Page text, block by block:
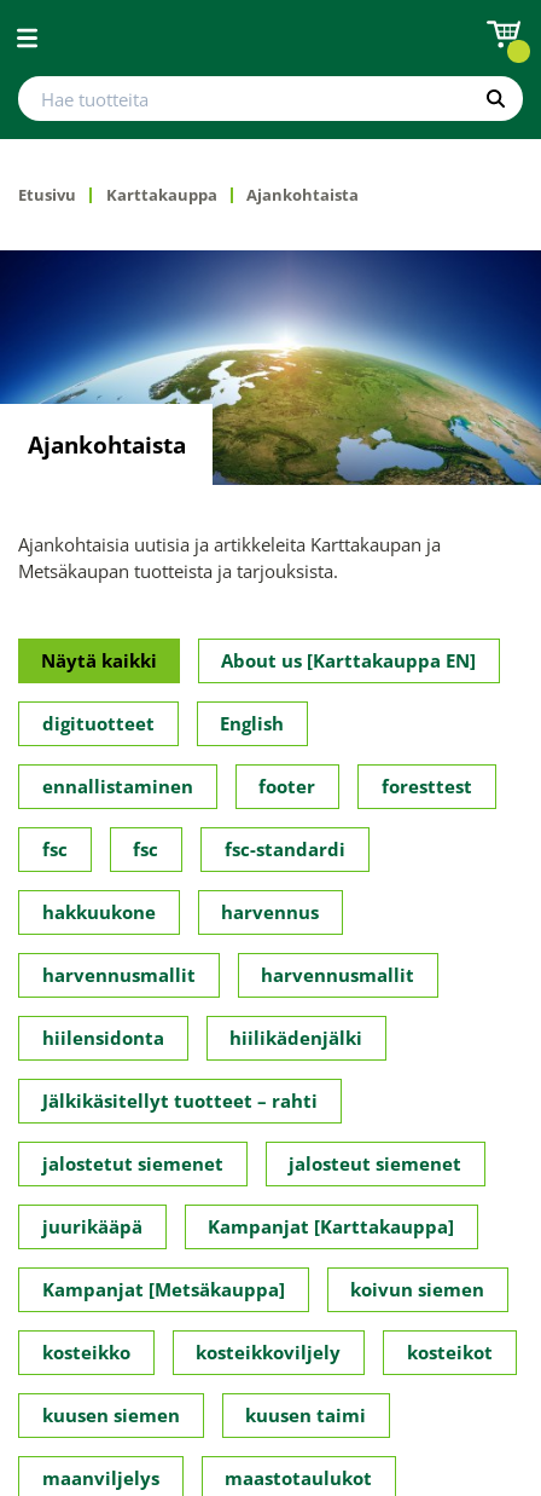
Avaa valikko
Hae tuotteita
Hae
Etusivu Karttakauppa Ajankohtaista
Ajankohtaista
Ajankohtaisia uutisia ja artikkeleita Karttakaupan ja
Metsäkaupan tuotteista ja tarjouksista.
Näytä kaikki About us [Karttakauppa EN]
digituotteet English
ennallistaminen footer foresttest
fsc fsc fsc-standardi
hakkuukone harvennus
harvennusmallit harvennusmallit
hiilensidonta hiilikädenjälki
Jälkikäsitellyt tuotteet – rahti
jalostetut siemenet jalosteut siemenet
juurikääpä Kampanjat [Karttakauppa]
Kampanjat [Metsäkauppa] koivun siemen
kosteikko kosteikkoviljely kosteikot
kuusen siemen kuusen taimi
maanviljelys maastotaulukot